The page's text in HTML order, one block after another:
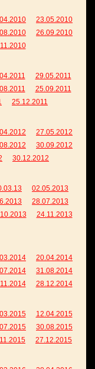
23.05.2010
26.09.2010
29.05.2011
25.09.2011
25.12.2011
27.05.2012
30.09.2012
30.12.2012
02.05.2013
28.07.2013
24.11.2013
20.04.2014
31.08.2014
28.12.2014
12.04.2015
30.08.2015
27.12.2015